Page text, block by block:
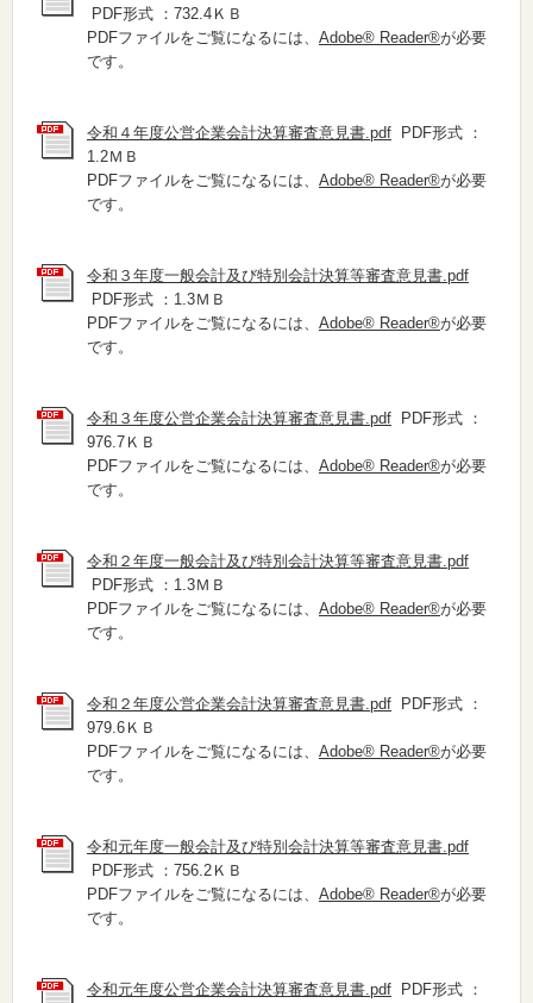
PDF形式 ：732.4ＫＢ
PDFファイルをご覧になるには、 Adobe® Reader®が必要
です。
令和４年度公営企業会計決算審査意見書.pdf PDF形式 ：
1.2ＭＢ
PDFファイルをご覧になるには、 Adobe® Reader®が必要
です。
令和３年度一般会計及び特別会計決算等審査意見書.pdf
PDF形式 ：1.3ＭＢ
PDFファイルをご覧になるには、 Adobe® Reader®が必要
です。
令和３年度公営企業会計決算審査意見書.pdf PDF形式 ：
976.7ＫＢ
PDFファイルをご覧になるには、 Adobe® Reader®が必要
です。
令和２年度一般会計及び特別会計決算等審査意見書.pdf
PDF形式 ：1.3ＭＢ
PDFファイルをご覧になるには、 Adobe® Reader®が必要
です。
令和２年度公営企業会計決算審査意見書.pdf PDF形式 ：
979.6ＫＢ
PDFファイルをご覧になるには、 Adobe® Reader®が必要
です。
令和元年度一般会計及び特別会計決算等審査意見書.pdf
PDF形式 ：756.2ＫＢ
PDFファイルをご覧になるには、 Adobe® Reader®が必要
です。
令和元年度公営企業会計決算審査意見書.pdf PDF形式 ：